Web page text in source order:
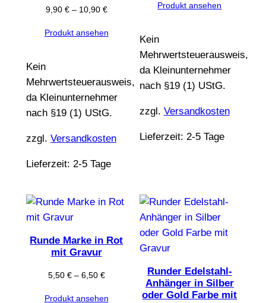
9,90 €– 10,90 €
Produkt ansehen
Kein
Mehrwertsteuerausweis,
da Kleinunternehmer
nach §19 (1) UStG.
zzgl. Versandkosten
Lieferzeit: 2-5 Tage
Produkt ansehen
Kein
Mehrwertsteuerausweis,
da Kleinunternehmer
nach §19 (1) UStG.
zzgl. Versandkosten
Lieferzeit: 2-5 Tage
Runde Marke in Rot
mit Gravur
5,50 €– 6,50 €
Produkt ansehen
Runder Edelstahl-
Anhänger in Silber
oder Gold Farbe mit